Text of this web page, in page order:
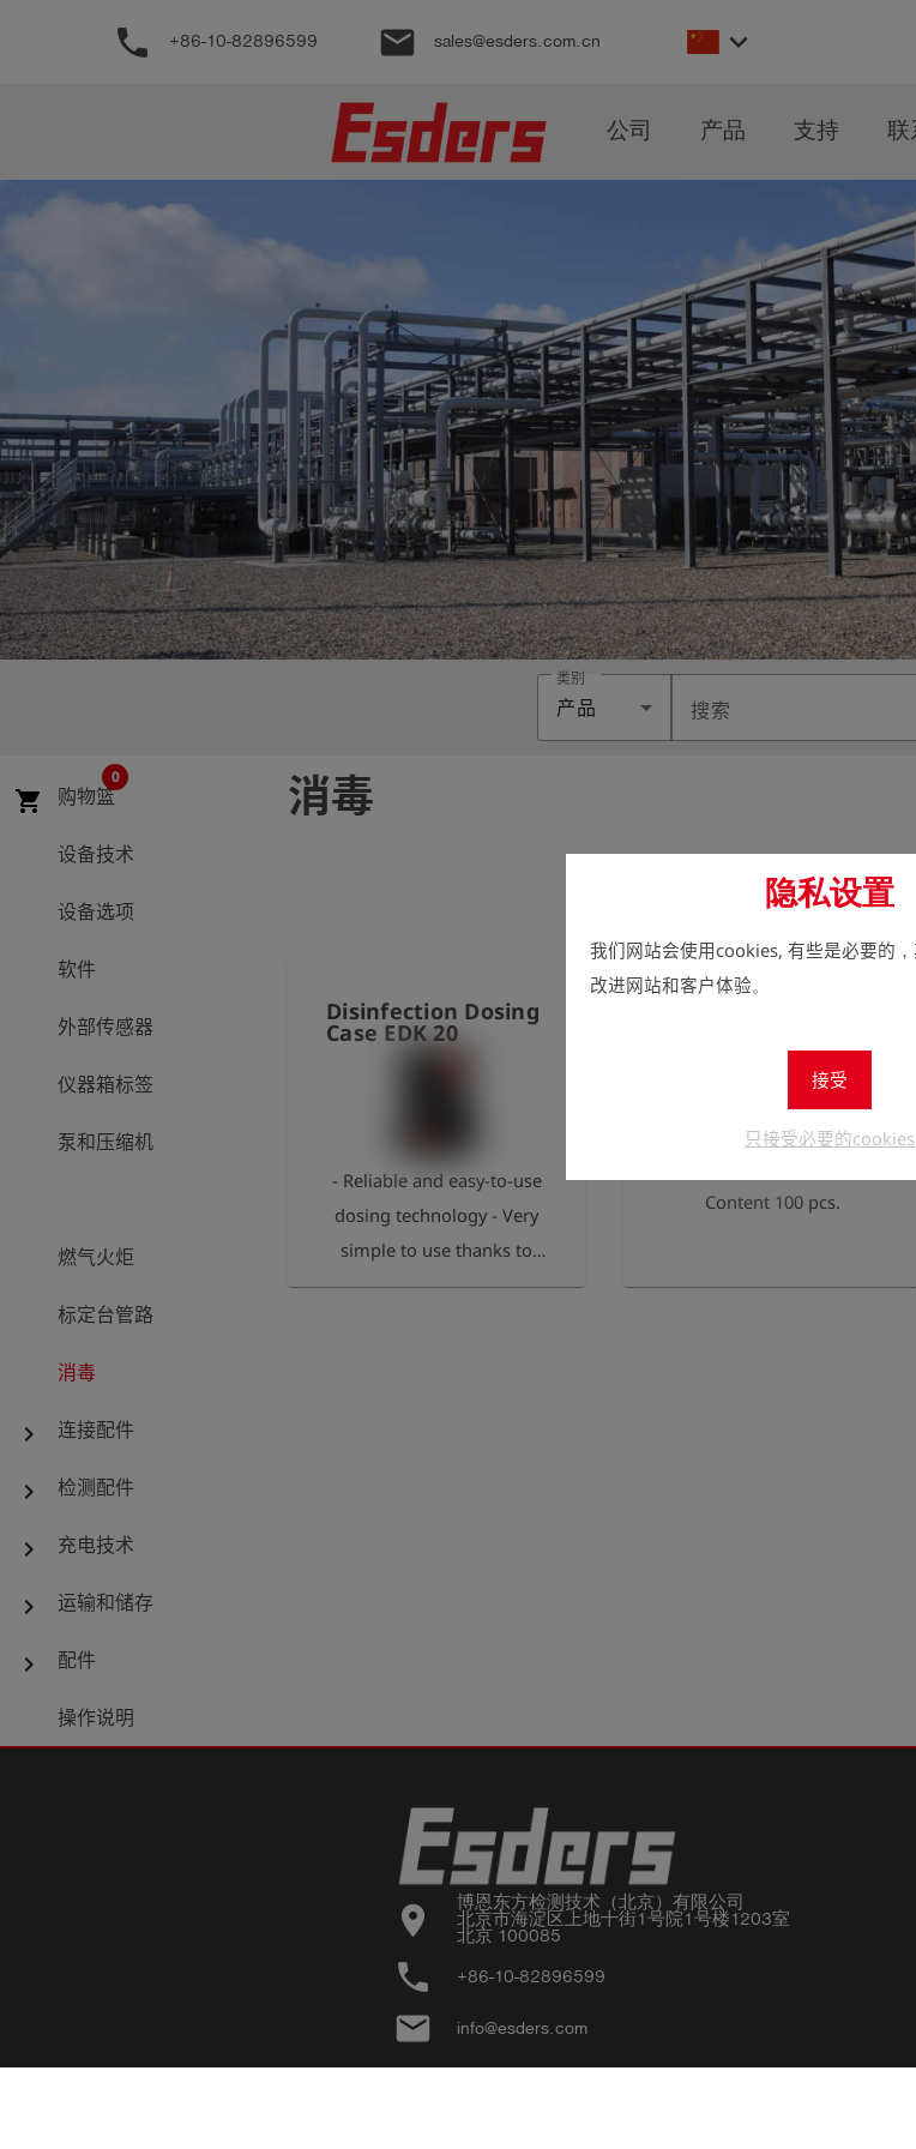
们
博
客
历
史
简
体
中
隐私设置
我们网站会使用cookies, 有些是必要的
改进网站和客户体验。
接受
只接受必要的cookies
phone +86-10-82896599 email sales@esders.com.cn keyboard_arrow_down
公司 产品 支持 联
类别
产品 搜索
shopping_cart 购物篮
0
设备技术
设备选项
软件
外部传感器
仪器箱标签
泵和压缩机
燃气火炬
标定台管路
消毒
chevron_right 连接配件
chevron_right 检测配件
chevron_right 充电技术
chevron_right 运输和储存
chevron_right 配件
操作说明
消毒
Disinfection Dosing
Case EDK 20
- Reliable and easy-to-use
dosing technology - Very
simple to use thanks to
automatic dosing whilst
Injection point - Viton
diaphragm dosing pump
8.0 l/h - Suction lance for
canisters with suction line
- C-Storz connections
Content 100 pcs.
location_on
博恩东方检测技术（北京）有限公司
北京市海淀区上地十街1号院1号楼1203室
北京 100085
phone +86-10-82896599
email info@esders.com